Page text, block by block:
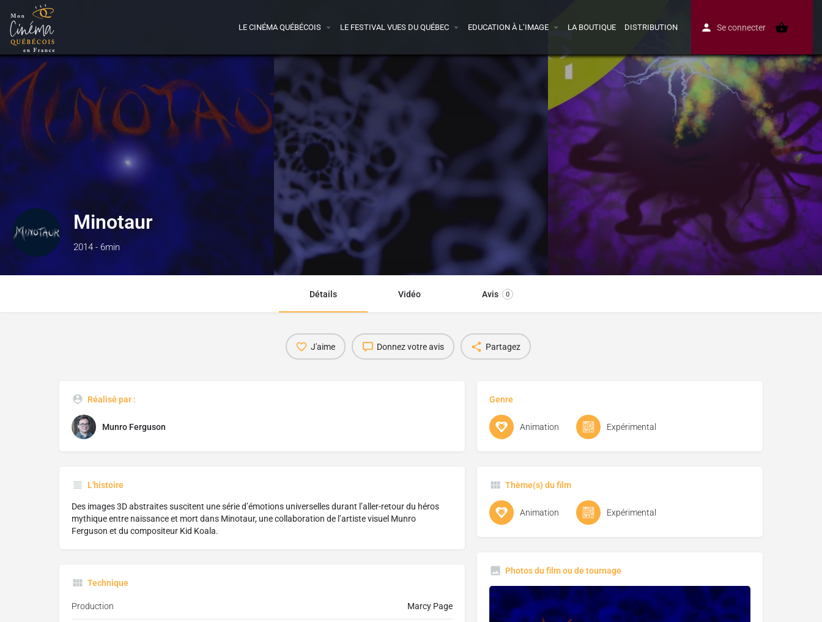
LE CINÉMA QUÉBÉCOIS LE FESTIVAL VUES DU QUÉBEC EDUCATION À L’IMAGE LA BOUTIQUE DISTRIBUTION Se connecter
Minotaur
2014 - 6min
Détails Vidéo Avis 0
J'aime Donnez votre avis Partagez
Réalisé par :
Munro Ferguson
L'histoire
Des images 3D abstraites suscitent une série d’émotions universelles durant l’aller-retour du héros
mythique entre naissance et mort dans Minotaur, une collaboration de l’artiste visuel Munro
Ferguson et du compositeur Kid Koala.
Technique
Production Marcy Page
Genre
Animation Expérimental
Thème(s) du film
Animation Expérimental
Photos du film ou de tournage